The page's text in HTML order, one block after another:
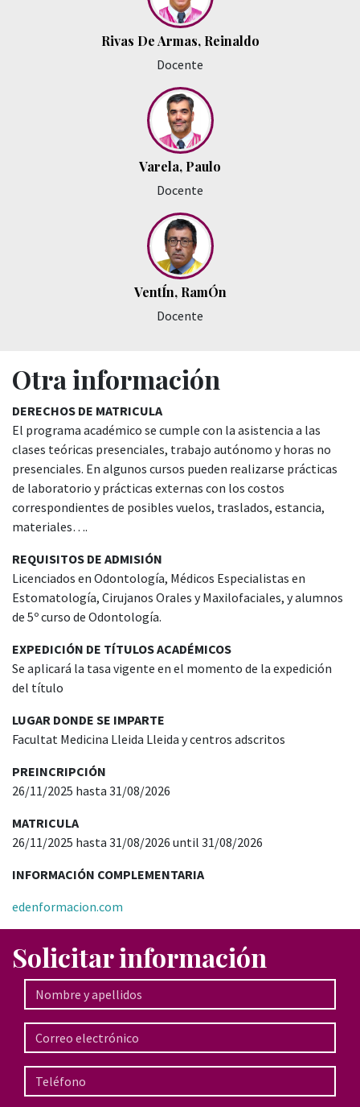
Rivas De Armas, Reinaldo
Docente
Varela, Paulo
Docente
VentÍn, RamÓn
Docente
Otra información
DERECHOS DE MATRICULA
El programa académico se cumple con la asistencia a las
clases teóricas presenciales, trabajo autónomo y horas no
presenciales. En algunos cursos pueden realizarse prácticas
de laboratorio y prácticas externas con los costos
correspondientes de posibles vuelos, traslados, estancia,
materiales….
REQUISITOS DE ADMISIÓN
Licenciados en Odontología, Médicos Especialistas en
Estomatología, Cirujanos Orales y Maxilofaciales, y alumnos
de 5º curso de Odontología.
EXPEDICIÓN DE TÍTULOS ACADÉMICOS
Se aplicará la tasa vigente en el momento de la expedición
del título
LUGAR DONDE SE IMPARTE
Facultat Medicina Lleida Lleida y centros adscritos
PREINCRIPCIÓN
26/11/2025 hasta 31/08/2026
MATRICULA
26/11/2025 hasta 31/08/2026 until 31/08/2026
INFORMACIÓN COMPLEMENTARIA
edenformacion.com
Solicitar información